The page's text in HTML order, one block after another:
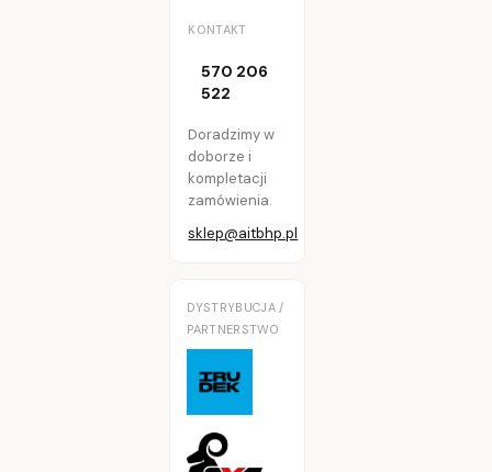
KONTAKT
570 206
522
Doradzimy w
doborze i
kompletacji
zamówienia.
sklep@aitbhp.pl
DYSTRYBUCJA /
PARTNERSTWO